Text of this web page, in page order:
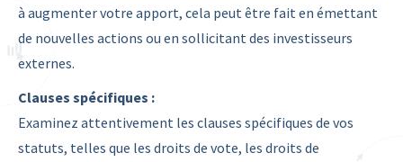
à augmenter votre apport, cela peut être fait en émettant
de nouvelles actions ou en sollicitant des investisseurs
externes.
Clauses spécifiques :
Examinez attentivement les clauses spécifiques de vos
statuts, telles que les droits de vote, les droits de